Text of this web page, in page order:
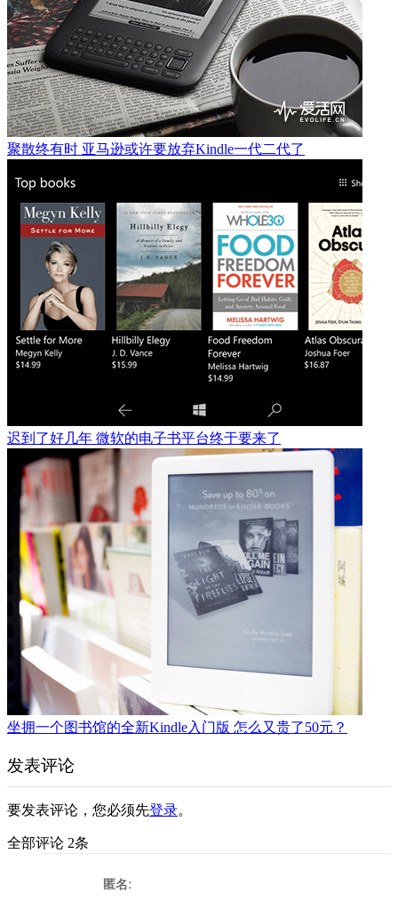
聚散终有时 亚马逊或许要放弃Kindle一代二代了
迟到了好几年 微软的电子书平台终于要来了
坐拥一个图书馆的全新Kindle入门版 怎么又贵了50元？
发表评论
要发表评论，您必须先登录。
全部评论 2条
匿名: